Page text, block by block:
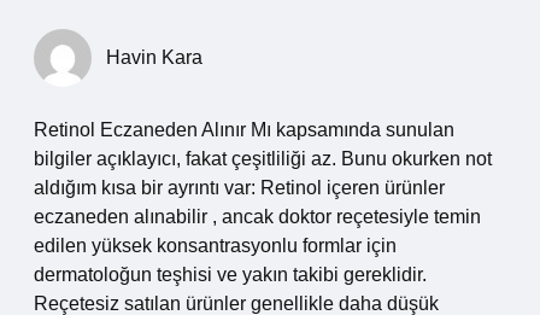
Havin Kara
Retinol Eczaneden Alınır Mı kapsamında sunulan
bilgiler açıklayıcı, fakat çeşitliliği az. Bunu okurken not
aldığım kısa bir ayrıntı var: Retinol içeren ürünler
eczaneden alınabilir , ancak doktor reçetesiyle temin
edilen yüksek konsantrasyonlu formlar için
dermatoloğun teşhisi ve yakın takibi gereklidir.
Reçetesiz satılan ürünler genellikle daha düşük